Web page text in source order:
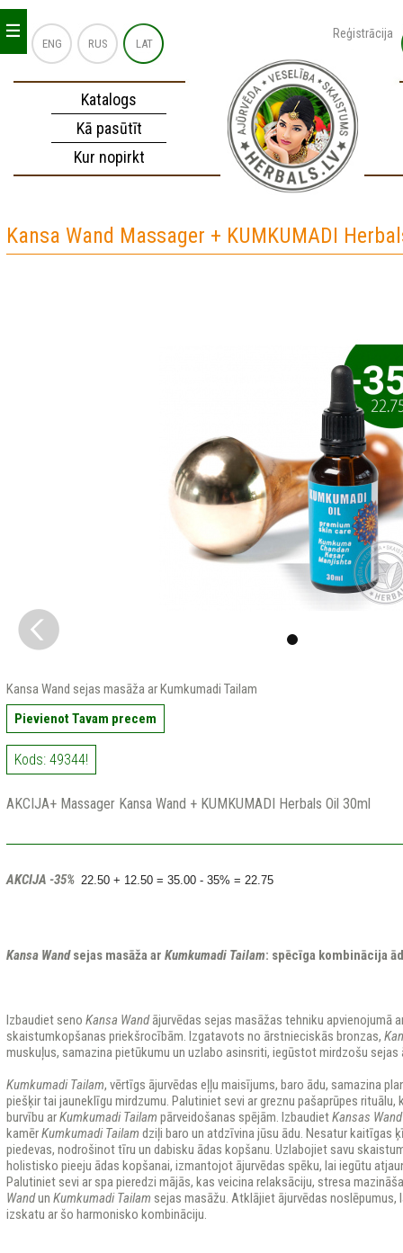
ENG RUS LAT
Reģistrācija
Katalogs
Kā pasūtīt
Kur nopirkt
_
_
_
Kansa Wand Massager + KUMKUMADI
Kansa Wand sejas masāža ar Kumkumadi Tailam
Pievienot Tavam precem
Kods: 49344!
AKCIJA+ Massager Kansa Wand + KUMKUMADI Herbals Oil 30ml
AKCIJA -35% 22.50 + 12.50 = 35.00 - 35% = 22.75
KansaWandsejas masāža ar Kumkumadi Tailam: spēcīga kombinācija
Izbaudiet seno Kansa Wandājurvēdas sejas masāžas tehniku ​​apvienojumā
skaistumkopšanas priekšrocībām. Izgatavots no ārstnieciskās bronzas,
muskuļus, samazina pietūkumu un uzlabo asinsriti, iegūstot mirdzošu sejas
Kumkumadi Tailam, vērtīgs ājurvēdas eļļu maisījums, baro ādu, samazina
piešķir tai jauneklīgu mirdzumu. Palutiniet sevi ar greznu pašaprūpes rituālu,
burvību arKumkumadi Tailam pārveidošanas spējām. IzbaudietKansas Wand
kamērKumkumadi Tailam dziļi baro un atdzīvina jūsu ādu. Nesatur kaitīgas
piedevas, nodrošinot tīru un dabisku ādas kopšanu. Uzlabojiet savu
holistisko pieeju ādas kopšanai, izmantojot ājurvēdas spēku, lai iegūtu
Palutiniet sevi ar spa pieredzi mājās, kas veicina relaksāciju, stresa
Wandun Kumkumadi Tailam sejas masāžu. Atklājiet ājurvēdas noslēpumus,
izskatu ar šo harmonisko kombināciju.